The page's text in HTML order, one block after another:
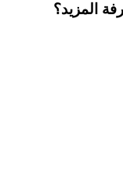
المزيد؟